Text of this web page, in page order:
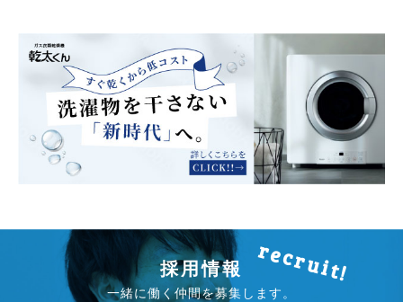
採用情報
一緒に働く仲間を募集します。